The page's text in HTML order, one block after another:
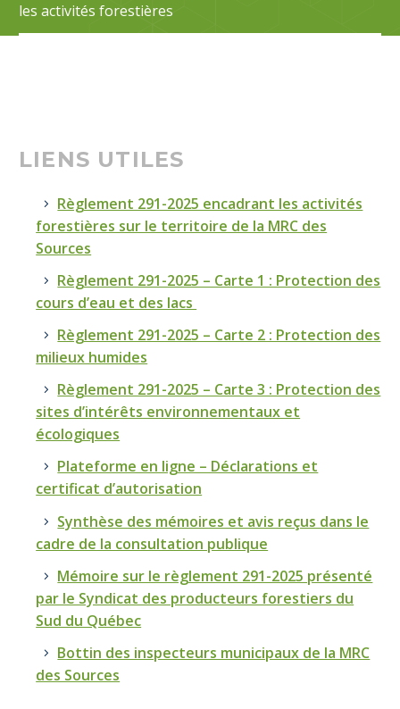
les activités forestières
LIENS UTILES
Règlement 291-2025 encadrant les activités
forestières sur le territoire de la MRC des
Sources
Règlement 291-2025 – Carte 1 : Protection des
cours d’eau et des lacs
Règlement 291-2025 – Carte 2 : Protection des
milieux humides
Règlement 291-2025 – Carte 3 : Protection des
sites d’intérêts environnementaux et
écologiques
Plateforme en ligne – Déclarations et
certificat d’autorisation
Synthèse des mémoires et avis reçus dans le
cadre de la consultation publique
Mémoire sur le règlement 291-2025 présenté
par le Syndicat des producteurs forestiers du
Sud du Québec
Bottin des inspecteurs municipaux de la MRC
des Sources